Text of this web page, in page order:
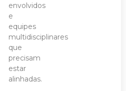
envolvidos
e
equipes
multidisciplinares
que
precisam
estar
alinhadas.